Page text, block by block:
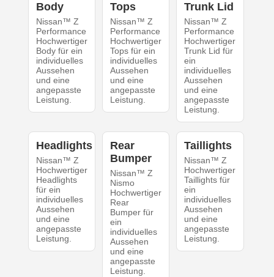
Body
Nissan™ Z
Performance
Hochwertiger
Body für ein
individuelles
Aussehen
und eine
angepasste
Leistung.
Tops
Nissan™ Z
Performance
Hochwertiger
Tops für ein
individuelles
Aussehen
und eine
angepasste
Leistung.
Trunk Lid
Nissan™ Z
Performance
Hochwertiger
Trunk Lid für
ein
individuelles
Aussehen
und eine
angepasste
Leistung.
Headlights
Nissan™ Z
Hochwertiger
Headlights
für ein
individuelles
Aussehen
und eine
angepasste
Leistung.
Rear
Bumper
Nissan™ Z
Nismo
Hochwertiger
Rear
Bumper für
ein
individuelles
Aussehen
und eine
angepasste
Leistung.
Taillights
Nissan™ Z
Hochwertiger
Taillights für
ein
individuelles
Aussehen
und eine
angepasste
Leistung.